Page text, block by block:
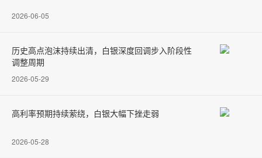
2026-06-05
历史高点泡沫持续出清，白银深度回调步入阶段性
调整周期
2026-05-29
高利率预期持续萦绕，白银大幅下挫走弱
2026-05-28